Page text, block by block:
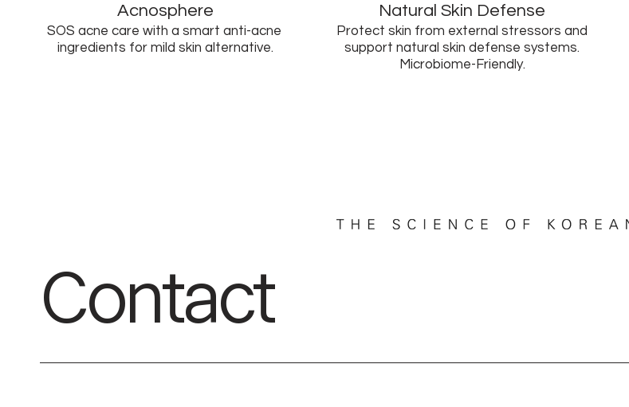
Acnosphere
SOS acne care with a smart anti-acne
ingredients for mild skin alternative.
Natural Skin Defense
Protect skin from external stressors and
support natural skin defense systems.
Microbiome-Friendly.
Contact